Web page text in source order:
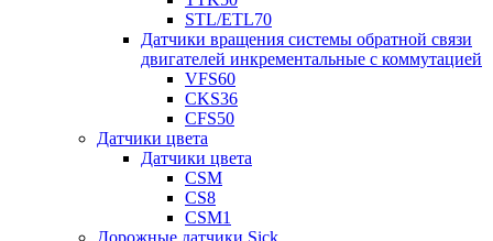
STL/ETL70
Датчики вращения системы обратной связи
двигателей инкрементальные с коммутацией
VFS60
CKS36
CFS50
Датчики цвета
Датчики цвета
CSM
CS8
CSM1
Дорожные датчики Sick